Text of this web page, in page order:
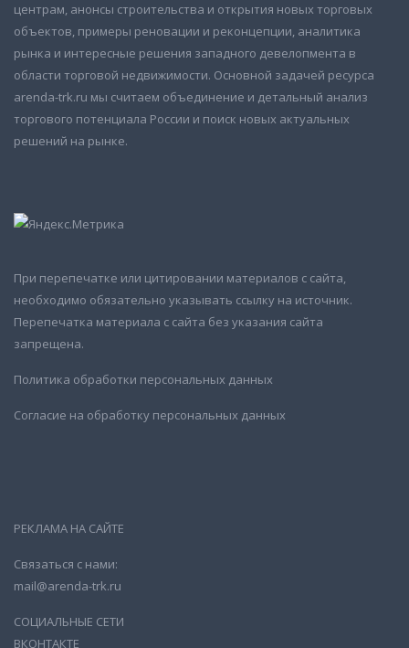
центрам, анонсы строительства и открытия новых торговых
объектов, примеры реновации и реконцепции, аналитика
рынка и интересные решения западного девелопмента в
области торговой недвижимости. Основной задачей ресурса
arenda-trk.ru мы считаем объединение и детальный анализ
торгового потенциала России и поиск новых актуальных
решений на рынке.
При перепечатке или цитировании материалов с сайта,
необходимо обязательно указывать ссылку на источник.
Перепечатка материала с сайта без указания сайта
запрещена.
Политика обработки персональных данных
Согласие на обработку персональных данных
РЕКЛАМА НА САЙТЕ
Связаться с нами:
mail@arenda-trk.ru
СОЦИАЛЬНЫЕ СЕТИ
ВКОНТАКТЕ